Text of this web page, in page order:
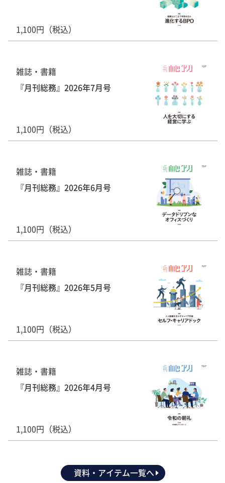
1,100円（税込）
雑誌・書籍
『月刊総務』2026年7月号
1,100円（税込）
雑誌・書籍
『月刊総務』2026年6月号
1,100円（税込）
雑誌・書籍
『月刊総務』2026年5月号
1,100円（税込）
雑誌・書籍
『月刊総務』2026年4月号
1,100円（税込）
資料・アイテム一覧へ